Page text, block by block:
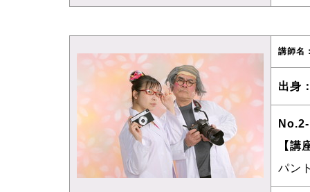
講師名
出身
【講
パン